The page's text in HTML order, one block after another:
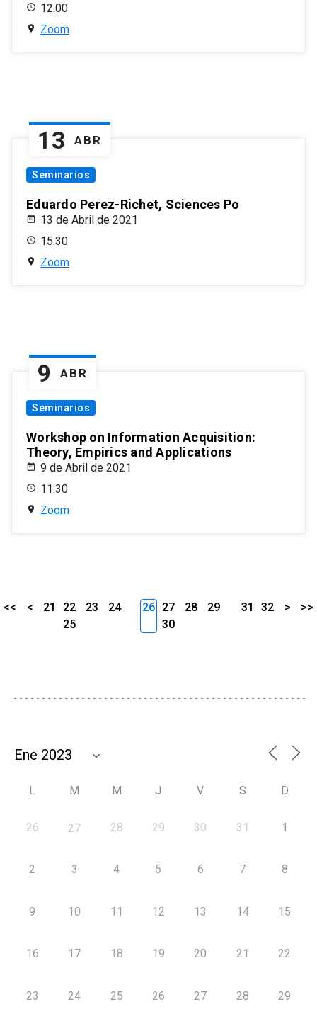
12:00
Zoom
13 ABR
Seminarios
Eduardo Perez-Richet, Sciences Po
13 de Abril de 2021
15:30
Zoom
9 ABR
Seminarios
Workshop on Information Acquisition:
Theory, Empirics and Applications
9 de Abril de 2021
11:30
Zoom
<< < 21 22 23
24
25
26 27 28
29
30
31 32 > >>
L M M J V S D
26 27 28 29 30 31 1
2 3 4 5 6 7 8
9 10 11 12 13 14 15
16 17 18 19 20 21 22
23 24 25 26 27 28 29